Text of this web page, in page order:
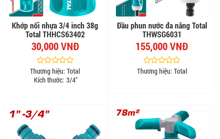
Khớp nối nhựa 3/4 inch 38g
Total THHCS63402
30,000 VNĐ
Thương hiệu: Total
Kích thước: 3/4"
Đầu phun nước đa năng Total
THWSG6031
155,000 VNĐ
Thương hiệu: Total